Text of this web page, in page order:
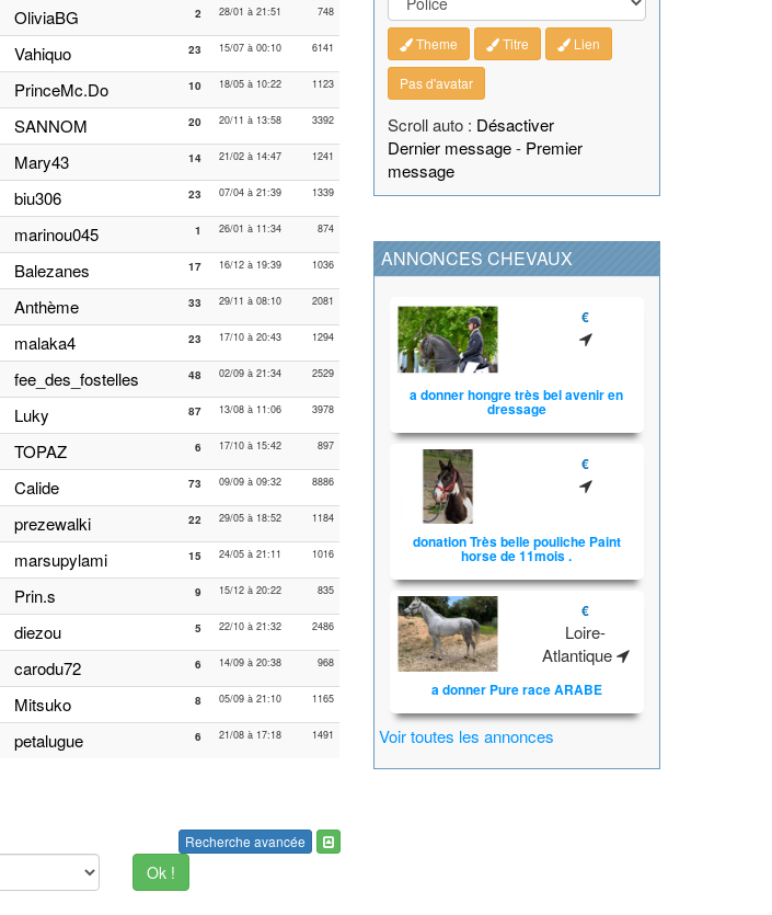
OliviaBG 2 28/01 à 21:51 748
Vahiquo 23 15/07 à 00:10 6141
PrinceMc.Do 10 18/05 à 10:22 1123
SANNOM 20 20/11 à 13:58 3392
Mary43 14 21/02 à 14:47 1241
biu306 23 07/04 à 21:39 1339
marinou045 1 26/01 à 11:34 874
Balezanes 17 16/12 à 19:39 1036
Anthème 33 29/11 à 08:10 2081
malaka4 23 17/10 à 20:43 1294
fee_des_fostelles 48 02/09 à 21:34 2529
Luky 87 13/08 à 11:06 3978
TOPAZ 6 17/10 à 15:42 897
Calide 73 09/09 à 09:32 8886
prezewalki 22 29/05 à 18:52 1184
marsupylami 15 24/05 à 21:11 1016
Prin.s 9 15/12 à 20:22 835
diezou 5 22/10 à 21:32 2486
carodu72 6 14/09 à 20:38 968
Mitsuko 8 05/09 à 21:10 1165
petalugue 6 21/08 à 17:18 1491
Recherche avancée
Ok !
Theme Titre Lien
Pas d'avatar
Scroll auto : Désactiver
Dernier message- Premier
message
ANNONCES CHEVAUX
€
a donner hongre très bel avenir en
dressage
€
donation Très belle pouliche Paint
horse de 11mois .
€
Loire-
Atlantique
a donner Pure race ARABE
Voir toutes les annonces